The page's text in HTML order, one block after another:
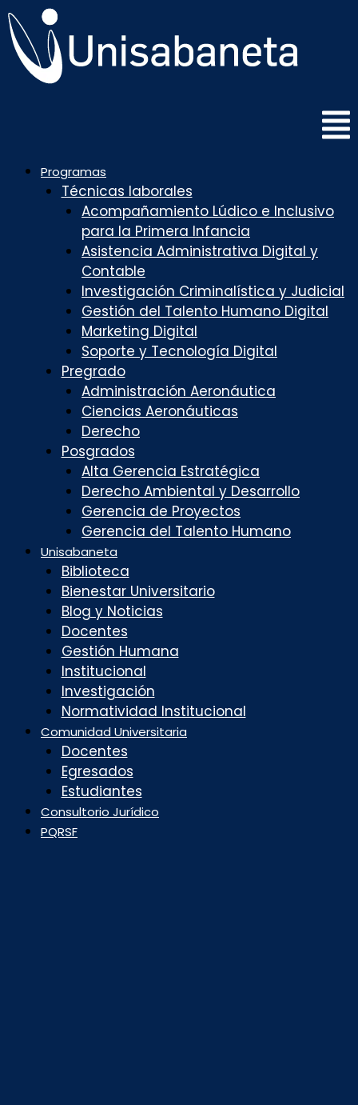
Saltar
al
contenido
Programas
Técnicas laborales
Acompañamiento Lúdico e Inclusivo
para la Primera Infancia
Asistencia Administrativa Digital y
Contable
Investigación Criminalística y Judicial
Gestión del Talento Humano Digital
Marketing Digital
Soporte y Tecnología Digital
Pregrado
Administración Aeronáutica
Ciencias Aeronáuticas
Derecho
Posgrados
Alta Gerencia Estratégica
Derecho Ambiental y Desarrollo
Gerencia de Proyectos
Gerencia del Talento Humano
Unisabaneta
Biblioteca
Bienestar Universitario
Blog y Noticias
Docentes
Gestión Humana
Institucional
Investigación
Normatividad Institucional
Comunidad Universitaria
Docentes
Egresados
Estudiantes
Consultorio Jurídico
PQRSF